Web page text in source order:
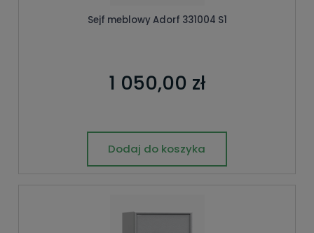
Sejf meblowy Adorf 331004 S1
1 050,00 zł
Dodaj do koszyka